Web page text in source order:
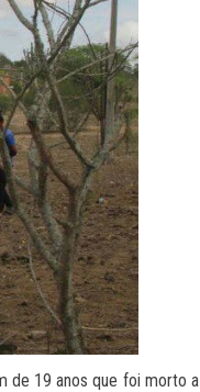
de 19 anos que foi morto a